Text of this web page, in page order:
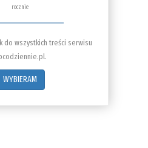
rocznie
do wszystkich treści serwisu
WYBIERAM